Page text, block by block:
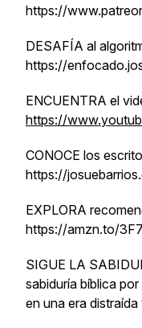
https://
DESAFÍA al
https://
ENCUENTRA el
https://
CONOCE los
https://
EXPLORA
https://amzn.to/
SIGUE LA
sabiduría bíblica
en una era distraída